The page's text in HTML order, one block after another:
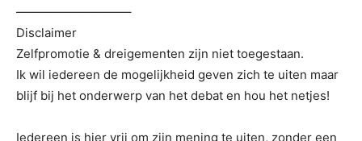
—————————–
Disclaimer
Zelfpromotie & dreigementen zijn niet toegestaan.
Ik wil iedereen de mogelijkheid geven zich te uiten maar
blijf bij het onderwerp van het debat en hou het netjes!
Iedereen is hier vrij om zijn mening te uiten, zonder een